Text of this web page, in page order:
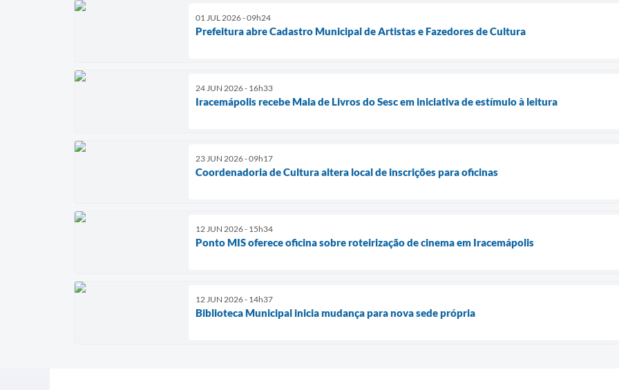
01 JUL 2026 - 09h24
Prefeitura abre Cadastro Municipal de Artistas e Fazedores de Cultura
24 JUN 2026 - 16h33
Iracemápolis recebe Mala de Livros do Sesc em iniciativa de estímulo à leitura
23 JUN 2026 - 09h17
Coordenadoria de Cultura altera local de inscrições para oficinas
12 JUN 2026 - 15h34
Ponto MIS oferece oficina sobre roteirização de cinema em Iracemápolis
12 JUN 2026 - 14h37
Biblioteca Municipal inicia mudança para nova sede própria